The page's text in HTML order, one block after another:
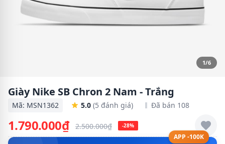
1/6
Giày Nike SB Chron 2 Nam - Trắng
Mã: MSN1362 5.0 (5 đánh giá) Đã bán 108
1.790.000₫ 2.500.000₫ -28%
APP -100K